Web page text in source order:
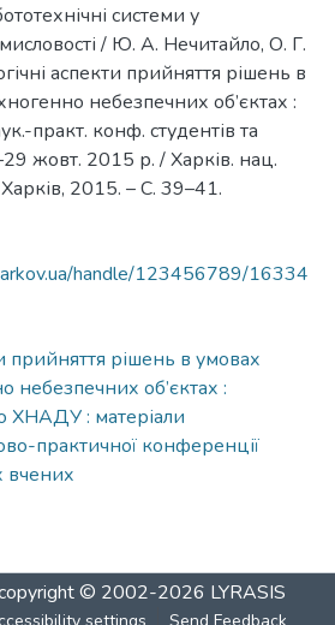
системи у
/ Ю. А. Нечитайло, О. Г.
аспекти прийняття рішень в
небезпечних об’єктах :
практ. конф. студентів та
жовт. 2015 р. / Харків. нац.
2015. – С. 39–41.
handle/123456789/16334
прийняття рішень в умовах
небезпечних об’єктах :
ХНАДУ : матеріали
практичної конференції
вчених
© 2002-2026 LYRASIS